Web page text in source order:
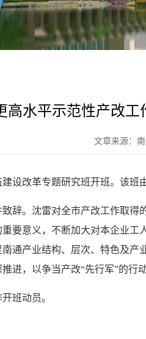
高水平示范性产改
文章来源：
设改革专题研究班开班。该班
辞。沈雷对全市产改工作取
要意义，不断加大对本企业
通产业结构、层次、特色及
进，以争当产改“先行军”的行
班动员。